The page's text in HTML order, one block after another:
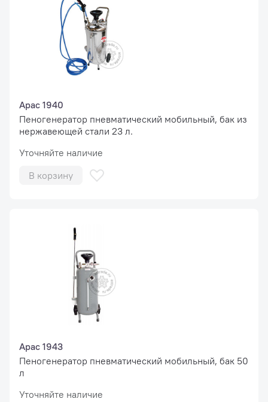
Apac 1940
Пеногенератор пневматический мобильный, бак из
нержавеющей стали 23 л.
Уточняйте наличие
В корзину
Apac 1943
Пеногенератор пневматический мобильный, бак 50
л
Уточняйте наличие